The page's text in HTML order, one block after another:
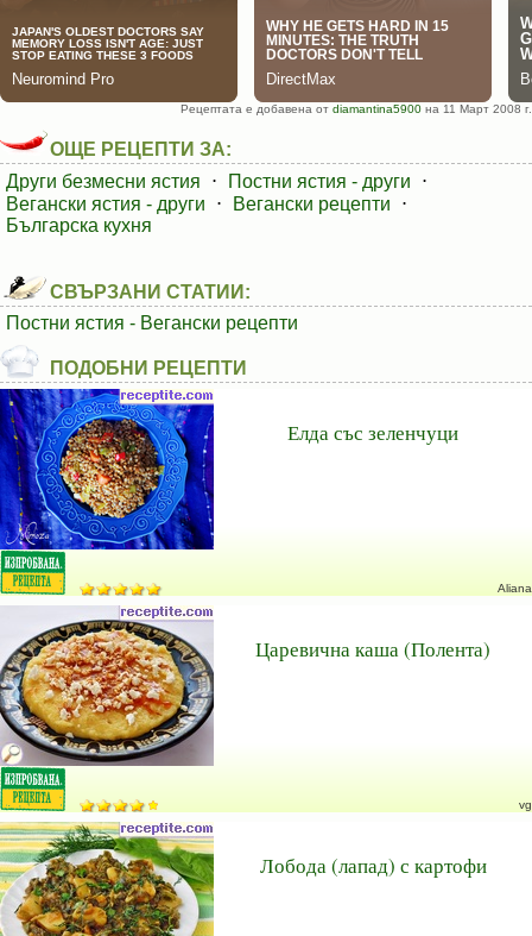
Рецептата е добавена от diamantina5900 на 11 Март 2008 г.
ОЩЕ РЕЦЕПТИ ЗА:
Други безмесни ястия
⋅ Постни ястия - други
⋅
Вегански ястия - други
⋅ Вегански рецепти
⋅
Българска кухня
СВЪРЗАНИ СТАТИИ:
Постни ястия - Вегански рецепти
ПОДОБНИ РЕЦЕПТИ
Елда със зеленчуци
Aliana
Царевична каша (Полента)
vg
Лобода (лапад) с картофи